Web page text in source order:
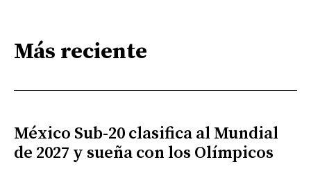
Más reciente
México Sub-20 clasifica al Mundial
de 2027 y sueña con los Olímpicos